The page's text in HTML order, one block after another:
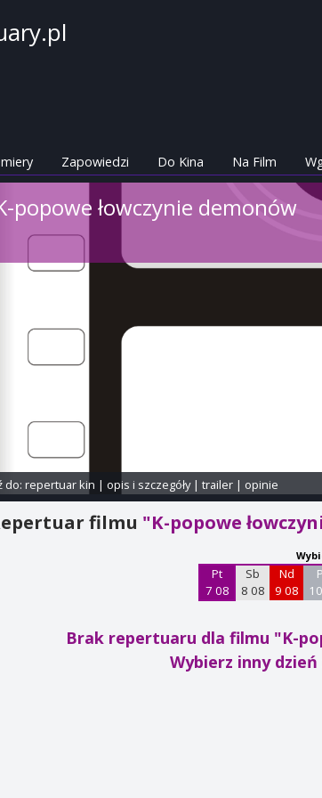
Zapowiedzi Do Kina Na Film
popowe łowczynie demonów
do: repertuar kin | opis i szczegóły| trailer| opinie
filmu "K-popowe
Pt
7 08
Sb
8 08
Nd
9 08
Brak repertuaru dla filmu "K-
Wybierz inny